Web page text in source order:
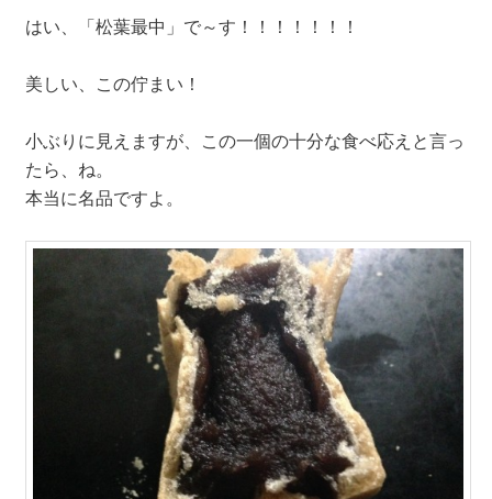
はい、「松葉最中」で～す！！！！！！！
美しい、この佇まい！
小ぶりに見えますが、この一個の十分な食べ応えと言っ
たら、ね。
本当に名品ですよ。